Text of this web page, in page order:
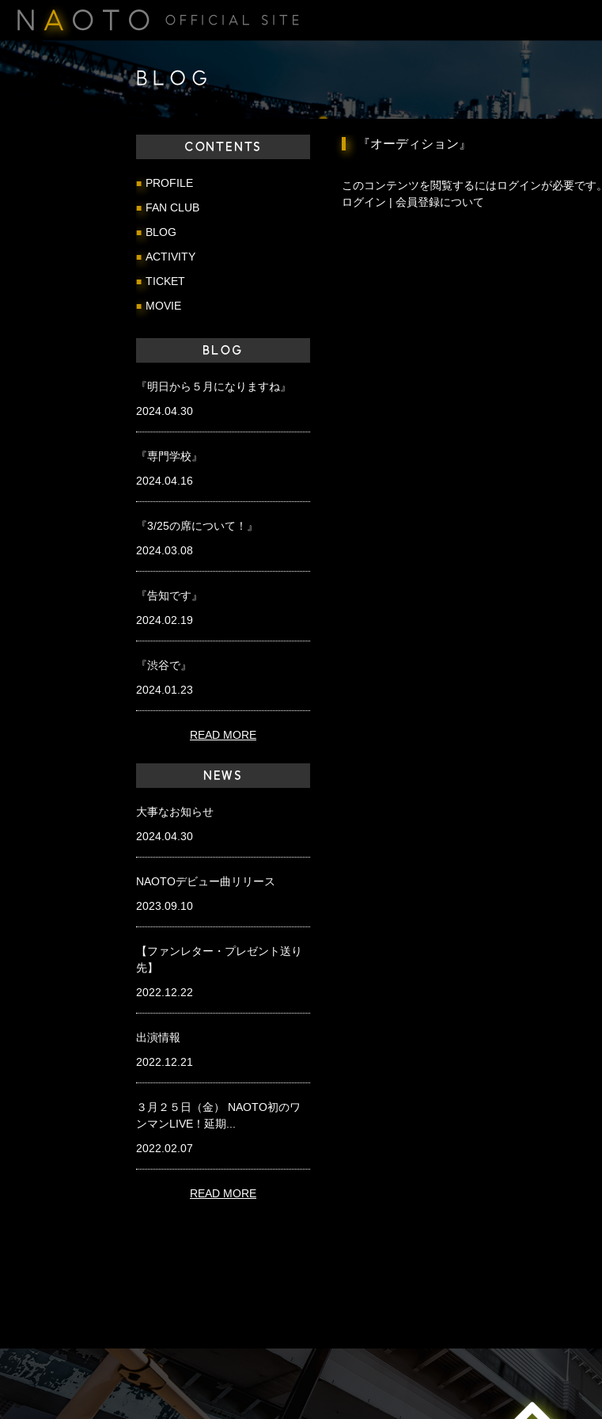
N A OTO OFFICIAL SITE
BLOG
『オーディション』
このコンテンツを閲覧するにはログインが必要です。
ログイン | 会員登録について
CONTENTS
PROFILE
FAN CLUB
BLOG
ACTIVITY
TICKET
MOVIE
BLOG
『明日から５月になりますね』
2024.04.30
『専門学校』
2024.04.16
『3/25の席について！』
2024.03.08
『告知です』
2024.02.19
『渋谷で』
2024.01.23
READ MORE
NEWS
大事なお知らせ
2024.04.30
NAOTOデビュー曲リリース
2023.09.10
【ファンレター・プレゼント送り
先】
2022.12.22
出演情報
2022.12.21
３月２５日（金） NAOTO初のワ
ンマンLIVE！延期...
2022.02.07
READ MORE